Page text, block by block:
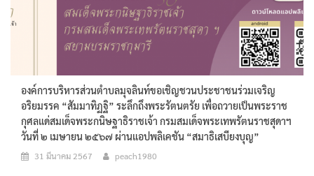
องค์การบริหารส่วนตำบลมุจลินท์ขอเชิญชวนประชาชนร่วมเจริญ
อริยมรรค “สัมมาทิฏฐิ” ระลึกถึงพระรัตนตรัย เพื่อถวายเป็นพระราช
กุศลแด่สมเด็จพระกนิษฐาธิราชเจ้า กรมสมเด็จพระเทพรัตนราชสุดาฯ
วันที่ ๒ เมษายน ๒๕๖๗ ผ่านแอปพลิเคชัน “สมาธิเสบียงบุญ”
31 มีนาคม 2567 peach1980